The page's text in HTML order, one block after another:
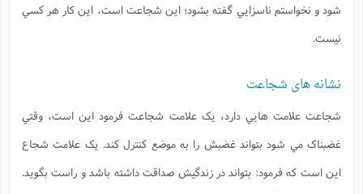
شود و نخواستم ناسزايي گفته بشود؛ اين شجاعت است، اين کار هر کسي
نيست.
نشانه های شجاعت
شجاعت علامت هايي دارد، يک علامت شجاعت فرمود اين است، وقتي
غضبناک مي شود بتواند غضبش را به موضع کنترل کند. يک علامت شجاع
اين است که فرمود: بتواند در زندگيش صداقت داشته باشد و راست بگويد.